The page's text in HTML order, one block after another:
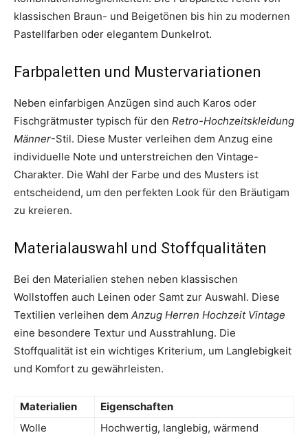
klassischen Braun- und Beigetönen bis hin zu modernen
Pastellfarben oder elegantem Dunkelrot.
Farbpaletten und Mustervariationen
Neben einfarbigen Anzügen sind auch Karos oder
Fischgrätmuster typisch für den Retro-Hochzeitskleidung
Männer-Stil. Diese Muster verleihen dem Anzug eine
individuelle Note und unterstreichen den Vintage-
Charakter. Die Wahl der Farbe und des Musters ist
entscheidend, um den perfekten Look für den Bräutigam
zu kreieren.
Materialauswahl und Stoffqualitäten
Bei den Materialien stehen neben klassischen
Wollstoffen auch Leinen oder Samt zur Auswahl. Diese
Textilien verleihen dem Anzug Herren Hochzeit Vintage
eine besondere Textur und Ausstrahlung. Die
Stoffqualität ist ein wichtiges Kriterium, um Langlebigkeit
und Komfort zu gewährleisten.
Materialien
Eigenschaften
Wolle
Hochwertig, langlebig, wärmend